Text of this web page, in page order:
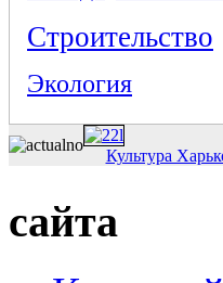
Строительство
Экология
Культура
сайта